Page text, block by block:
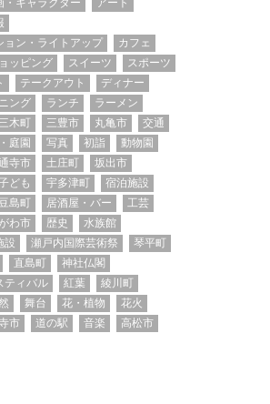
・キャラクター
アート
ョン・ライトアップ
カフェ
ッピング スイーツ
スポーツ
テークアウト
ディナー
ング ランチ
ラーメン
三木町 三豊市 丸亀市
交通
庭園 写真 初詣
動物園
寺市 土庄町
坂出市
ども 宇多津町
宿泊施設
島町 居酒屋・バー
工芸
わ市 歴史
水族館
設
瀬戸内国際芸術祭
琴平町
直島町
神社仏閣
ティバル
紅葉
綾川町
舞台 花・植物
花火
市 道の駅 音楽 高松市